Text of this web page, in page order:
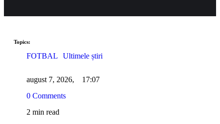
Topics:
FOTBAL Ultimele știri
august 7, 2026,
17:07
0 Comments
2 min read